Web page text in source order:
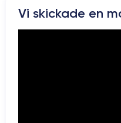
Pour découvrir en détail les
Vi skickade en